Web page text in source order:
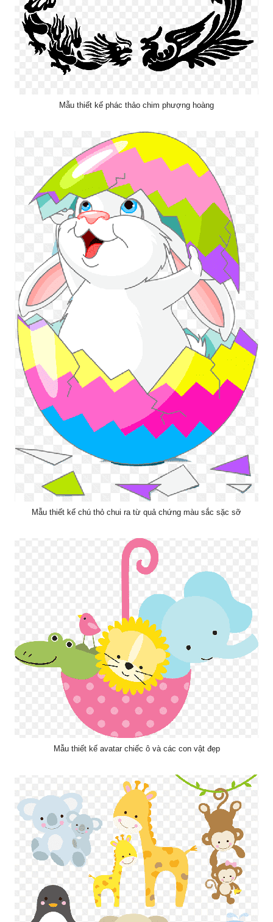
Mẫu thiết kế phác thảo chim phượng hoàng
Mẫu thiết kế chú thỏ chui ra từ quả chứng màu sắc sặc sỡ
Mẫu thiết kế avatar chiếc ô và các con vật đẹp